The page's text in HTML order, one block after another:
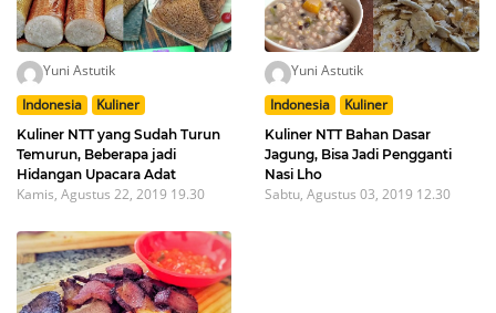
Yuni Astutik
Indonesia
Kuliner
Kuliner NTT yang Sudah Turun
Temurun, Beberapa jadi
Hidangan Upacara Adat
Kamis, Agustus 22, 2019 19.30
Yuni Astutik
Indonesia
Kuliner
Kuliner NTT Bahan Dasar
Jagung, Bisa Jadi Pengganti
Nasi Lho
Sabtu, Agustus 03, 2019 12.30